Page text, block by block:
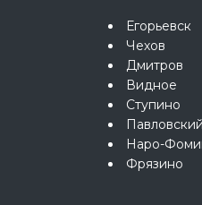
Егорьевск
Чехов
Дмитров
Видное
Ступино
Наро-
Фрязино